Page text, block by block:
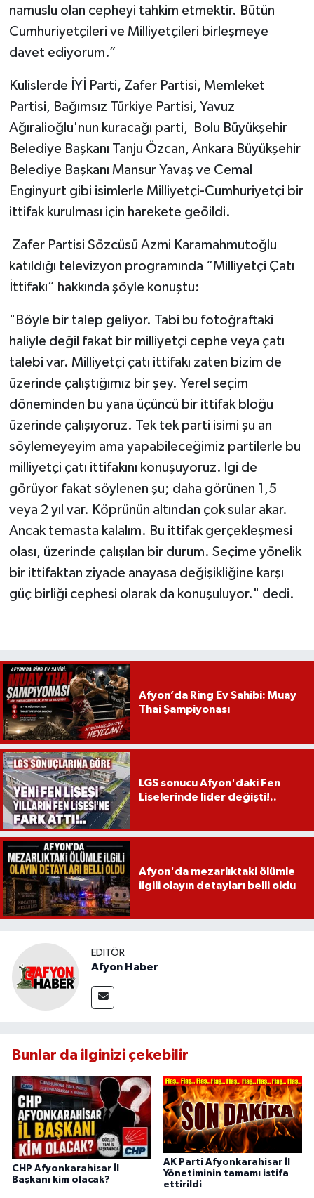
namuslu olan cepheyi tahkim etmektir. Bütün
Cumhuriyetçileri ve Milliyetçileri birleşmeye
davet ediyorum.”
Kulislerde İYİ Parti, Zafer Partisi, Memleket
Partisi, Bağımsız Türkiye Partisi, Yavuz
Ağıralioğlu'nun kuracağı parti, Bolu Büyükşehir
Belediye Başkanı Tanju Özcan, Ankara Büyükşehir
Belediye Başkanı Mansur Yavaş ve Cemal
Enginyurt gibi isimlerle Milliyetçi-Cumhuriyetçi bir
ittifak kurulması için harekete geöildi.
Zafer Partisi Sözcüsü Azmi Karamahmutoğlu
katıldığı televizyon programında “Milliyetçi Çatı
İttifakı” hakkında şöyle konuştu:
"Böyle bir talep geliyor. Tabi bu fotoğraftaki
haliyle değil fakat bir milliyetçi cephe veya çatı
talebi var. Milliyetçi çatı ittifakı zaten bizim de
üzerinde çalıştığımız bir şey. Yerel seçim
döneminden bu yana üçüncü bir ittifak bloğu
üzerinde çalışıyoruz. Tek tek parti isimi şu an
söylemeyeyim ama yapabileceğimiz partilerle bu
milliyetçi çatı ittifakını konuşuyoruz. lgi de
görüyor fakat söylenen şu; daha görünen 1,5
veya 2 yıl var. Köprünün altından çok sular akar.
Ancak temasta kalalım. Bu ittifak gerçekleşmesi
olası, üzerinde çalışılan bir durum. Seçime yönelik
bir ittifaktan ziyade anayasa değişikliğine karşı
güç birliği cephesi olarak da konuşuluyor." dedi.
Afyon’da Ring Ev Sahibi: Muay
Thai Şampiyonası
LGS sonucu Afyon'daki Fen
Liselerinde lider değişti!..
Afyon'da mezarlıktaki ölümle
ilgili olayın detayları belli oldu
EDITÖR
Afyon Haber
Bunlar da ilginizi çekebilir
CHP Afyonkarahisar İl
Başkanı kim olacak?
AK Parti Afyonkarahisar İl
Yönetiminin tamamı istifa
ettirildi